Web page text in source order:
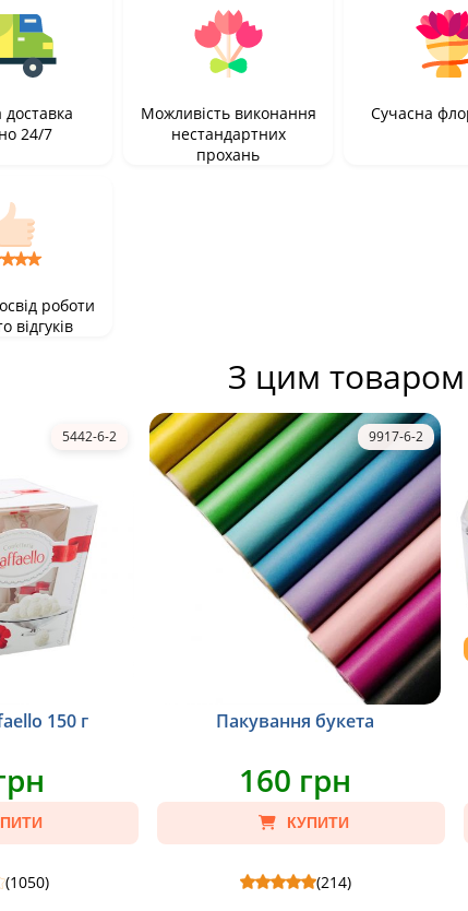
24/7
Можливість виконання
нестандартних
прохань
Сучасна
роботи
відгуків
З цим
150 г
5442-6-2
(1050)
Пакування букета
9917-6-2
160 грн
КУПИТИ
(214)